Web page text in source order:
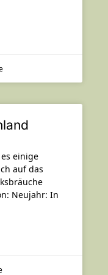
einige
auf das
Neujahr: In